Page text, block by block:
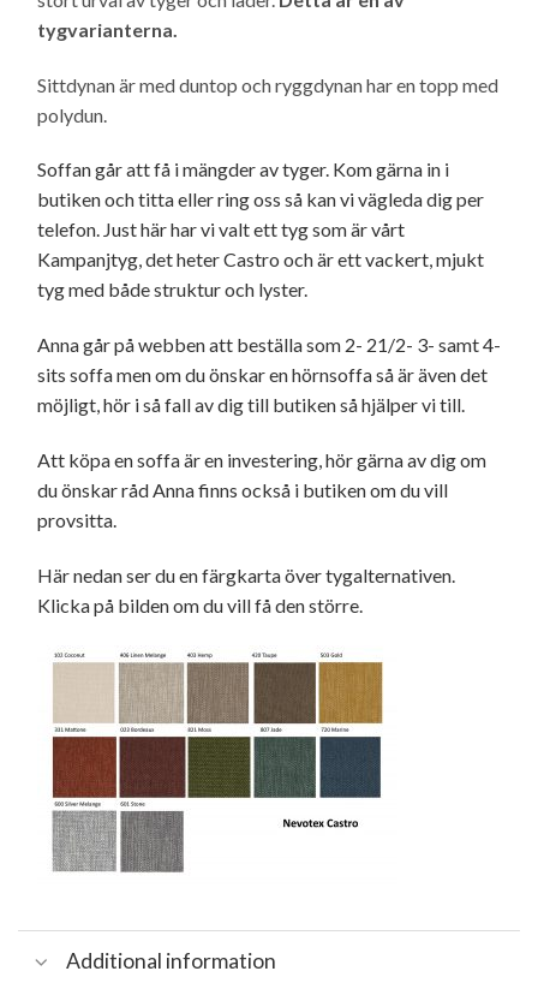
tygvarianterna.
Sittdynan är med duntop och ryggdynan har en topp med
polydun.
Soffan går att få i mängder av tyger. Kom gärna in i
butiken och titta eller ring oss så kan vi vägleda dig per
telefon. Just här har vi valt ett tyg som är vårt
Kampanjtyg, det heter Castro och är ett vackert, mjukt
tyg med både struktur och lyster.
Anna går på webben att beställa som 2- 21/2- 3- samt 4-
sits soffa men om du önskar en hörnsoffa så är även det
möjligt, hör i så fall av dig till butiken så hjälper vi till.
Att köpa en soffa är en investering, hör gärna av dig om
du önskar råd Anna finns också i butiken om du vill
provsitta.
Här nedan ser du en färgkarta över tygalternativen.
Klicka på bilden om du vill få den större.
Additional information